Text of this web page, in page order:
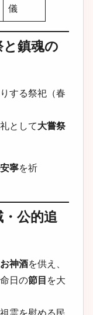
儀
鎮魂の
する祭祀（春
として大嘗祭
寧を祈
公的追
神酒を供え、
日の節目を大